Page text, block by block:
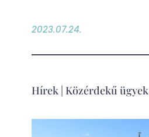
2023.07.24.
Hírek| Közérdekű ügyek